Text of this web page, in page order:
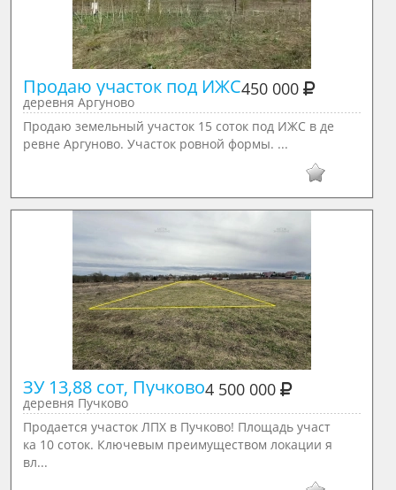
Продаю участок под ИЖС450 000
деревня Аргуново
Продаю земельный участок 15 соток под ИЖС в де
ревне Аргуново. Участок ровной формы. ...
ЗУ 13,88 сот, Пучково4 500 000
деревня Пучково
Продается участок ЛПХ в Пучково! Площадь участ
ка 10 соток. Ключевым преимуществом локации я
вл...